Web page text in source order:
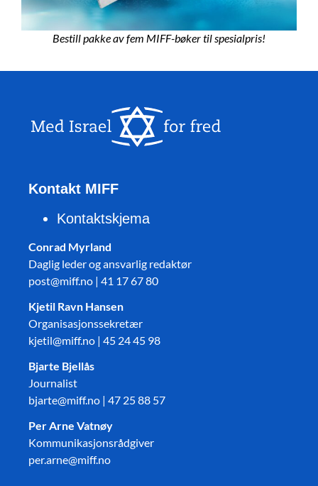
Bestill pakke av fem MIFF-bøker til spesialpris!
Kontakt MIFF
Kontaktskjema
Conrad Myrland
Daglig leder og ansvarlig redaktør
post@miff.no | 41 17 67 80
Kjetil Ravn Hansen
Organisasjonssekretær
kjetil@miff.no | 45 24 45 98
Bjarte Bjellås
Journalist
bjarte@miff.no | 47 25 88 57
Per Arne Vatnøy
Kommunikasjonsrådgiver
per.arne@miff.no